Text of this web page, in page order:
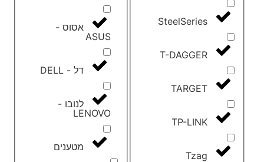
SteelSeries
T-DAGGER
TARGET
TP-LINK
Tzag
אסוס -
ASUS
דל - DELL
לנובו -
LENOVO
מטענים